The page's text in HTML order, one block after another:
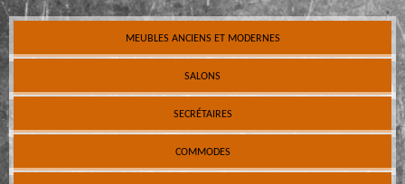
MEUBLES ANCIENS ET MODERNES
SALONS
SECRÉTAIRES
COMMODES